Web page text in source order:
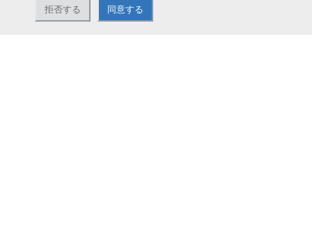
拒否する 同意する